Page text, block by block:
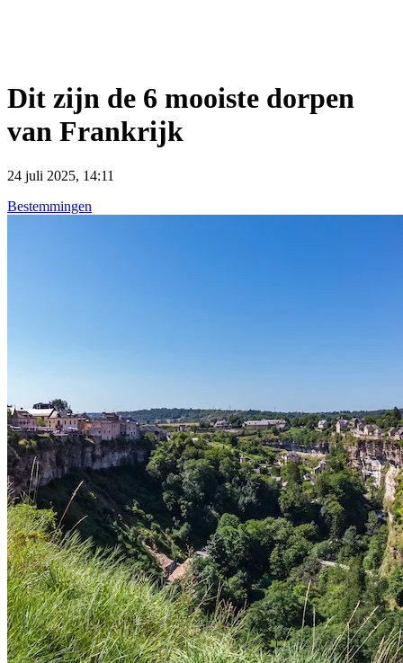
Dit zijn de 6 mooiste dorpen
van Frankrijk
24 juli 2025, 14:11
Bestemmingen